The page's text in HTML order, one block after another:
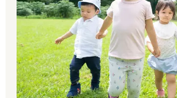
閲覧履歴
お気に入り